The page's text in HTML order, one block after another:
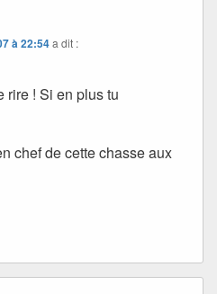
à 22:54a dit :
rire ! Si en plus tu
chef de cette chasse aux